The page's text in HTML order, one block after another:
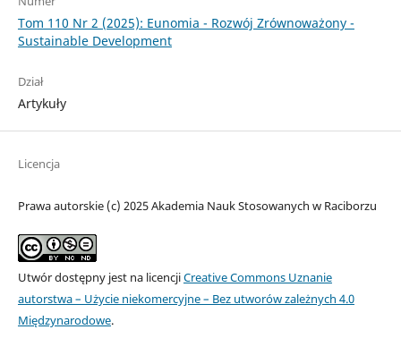
Tom 110 Nr 2 (2025): Eunomia - Rozwój Zrównoważony -
Sustainable Development
Dział
Artykuły
Licencja
Prawa autorskie (c) 2025 Akademia Nauk Stosowanych w Raciborzu
Utwór dostępny jest na licencjiCreative Commons Uznanie
autorstwa – Użycie niekomercyjne – Bez utworów zależnych 4.0
Międzynarodowe.